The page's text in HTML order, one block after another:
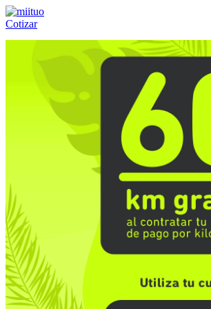
Cotizar
(55) 84-21-05-00ó800-953-00-59